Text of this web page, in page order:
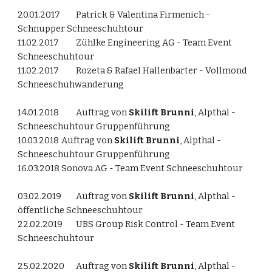
20.01.2017
Patrick & Valentina Firmenich -
Schnupper Schneeschuhtour
11.02.2017
Zühlke Engineering AG - Team Event
Schneeschuhtour
11.02.2017
Rozeta & Rafael Hallenbarter - Vollmond
Schneeschuhwanderung
14.01.2018 Auftrag von Skilift Brunni, Alpthal -
Schneeschuhtour Gruppenführung
10.03.2018 Auftrag von Skilift Brunni, Alpthal -
Schneeschuhtour Gruppenführung
16.03.2018 Sonova AG - Team Event Schneeschuhtour
03.02.2019 Auftrag von Skilift Brunni, Alpthal -
öffentliche Schneeschuhtour
22.02.2019
UBS Group Risk Control - Team Event
Schneeschuhtour
25.02.2020 Auftrag von Skilift Brunni, Alpthal -